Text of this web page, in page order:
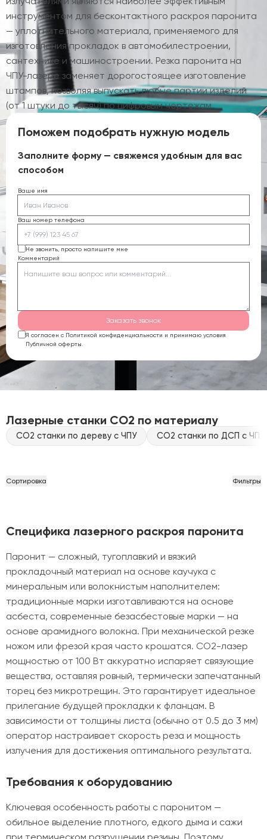
инструментом для бесконтактного раскроя паронита
— уплотнительного материала, применяемого для
изготовления прокладок в автомобилестроении,
сантехнике и машиностроении. Резка паронита на
ЧПУ-лазере заменяет дорогостоящее изготовление
штампов, позволяя выпускать любые партии изделий
(от 1 штуки до тысяч) по цифровым чертежам.
Поможем подобрать нужную модель
Заполните форму — свяжемся удобным для вас
способом
Ваше имя
Ваш номер телефона
Не звонить, просто напишите мне
Комментарий
Заказать звонок
Я согласен с Политикой конфиденциальности и принимаю условия
Публичной оферты.
Лазерные станки CO2 по материалу
CO2 станки по дереву с ЧПУ CO2 станки по ДСП с ЧПУ
Сортировка Фильтры
Специфика лазерного раскроя паронита
Паронит — сложный, тугоплавкий и вязкий
прокладочный материал на основе каучука с
минеральным или волокнистым наполнителем:
традиционные марки изготавливаются на основе
асбеста, современные безасбестовые марки — на
основе арамидного волокна. При механической резке
ножом или фрезой края часто крошатся. CO2-лазер
мощностью от 100 Вт аккуратно испаряет связующие
вещества, оставляя ровный, термически запечатанный
торец без микротрещин. Это гарантирует идеальное
прилегание будущей прокладки к фланцам. В
зависимости от толщины листа (обычно от 0.5 до 3 мм)
оператор настраивает скорость реза и мощность
излучения для достижения оптимального результата.
Требования к оборудованию
Ключевая особенность работы с паронитом —
обильное выделение плотного, едкого дыма и сажи